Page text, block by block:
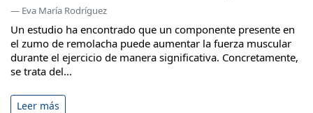
— Eva María Rodríguez
Un estudio ha encontrado que un componente presente en
el zumo de remolacha puede aumentar la fuerza muscular
durante el ejercicio de manera significativa. Concretamente,
se trata del...
Leer más